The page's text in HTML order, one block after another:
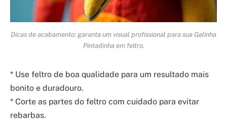
Dicas de acabamento: garanta um visual profissional para sua Galinha
Pintadinha em feltro.
* Use feltro de boa qualidade para um resultado mais
bonito e duradouro.
* Corte as partes do feltro com cuidado para evitar
rebarbas.